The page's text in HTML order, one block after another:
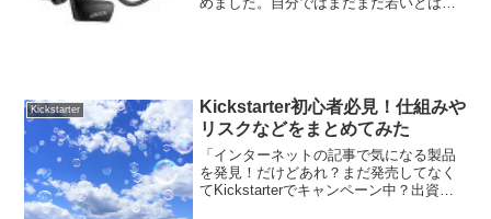
Kickstarter
Kickstarter初心者必見！仕組みや
リスクなどをまとめてみた
「インターネットの記事で気になる製品
を発見！だけどあれ？まだ発売してなく
てKickstarterでキャンペーン中？出資を